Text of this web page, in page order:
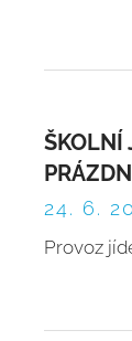
ŠKOLNÍ
24. 6.
Provoz